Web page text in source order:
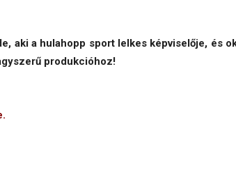
aki a hulahopp sport lelkes képviselője, és
produkcióhoz!